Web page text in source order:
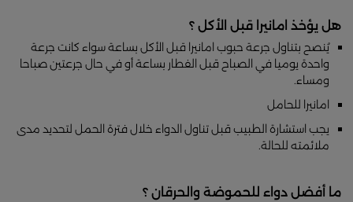
هل يؤخذ امانيرا قبل الأكل ؟
يُنصح بتناول جرعة حبوب امانيرا قبل الأكل بساعة سواء كانت جرعة
واحدة يوميا في الصباح قبل الفطار بساعة أو في حال جرعتين صباحا
ومساء.
امانيرا للحامل
يجب استشارة الطبيب قبل تناول الدواء خلال فترة الحمل لتحديد مدى
ملائمته للحالة.
ما أفضل دواء للحموضة والحرقان ؟